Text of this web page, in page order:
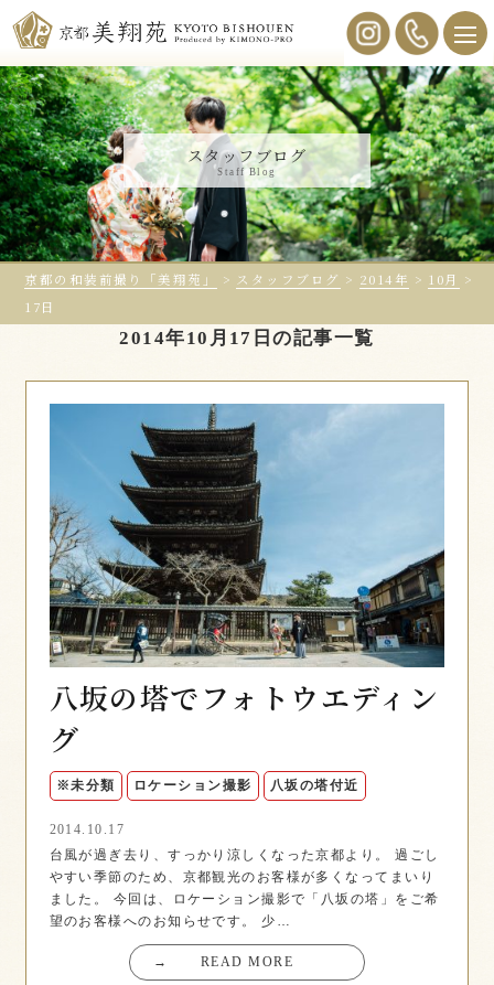
スタッフブログ
Staff Blog
京都の和装前撮り「美翔苑」 > スタッフブログ > 2014年 > 10月
>
17日
2014年10月17日の記事一覧
八坂の塔でフォトウエディン
グ
※未分類 ロケーション撮影 八坂の塔付近
2014.10.17
台風が過ぎ去り、すっかり涼しくなった京都より。 過ごし
やすい季節のため、京都観光のお客様が多くなってまいり
ました。 今回は、ロケーション撮影で「八坂の塔」をご希
望のお客様へのお知らせです。 少…
→ READ MORE